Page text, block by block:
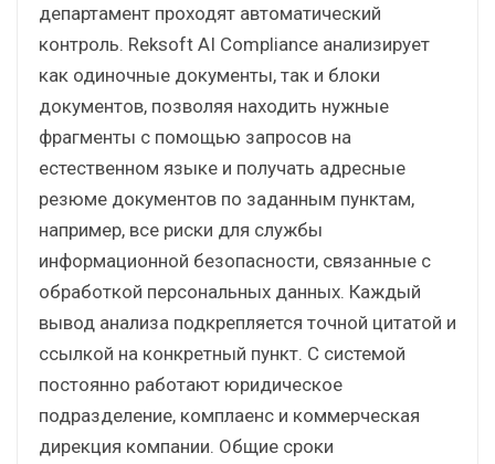
департамент проходят автоматический
контроль. Reksoft AI Compliance анализирует
как одиночные документы, так и блоки
документов, позволяя находить нужные
фрагменты с помощью запросов на
естественном языке и получать адресные
резюме документов по заданным пунктам,
например, все риски для службы
информационной безопасности, связанные с
обработкой персональных данных. Каждый
вывод анализа подкрепляется точной цитатой и
ссылкой на конкретный пункт. С системой
постоянно работают юридическое
подразделение, комплаенс и коммерческая
дирекция компании. Общие сроки